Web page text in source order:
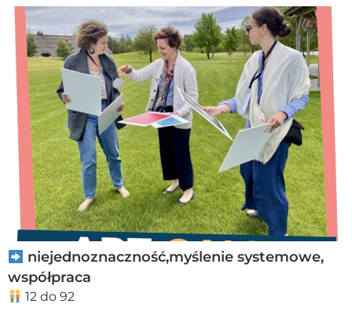
niejednoznaczność,myślenie systemowe,
współpraca
12 do 92